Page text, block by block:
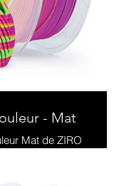
- Mat
Mat de ZIRO
matte unique